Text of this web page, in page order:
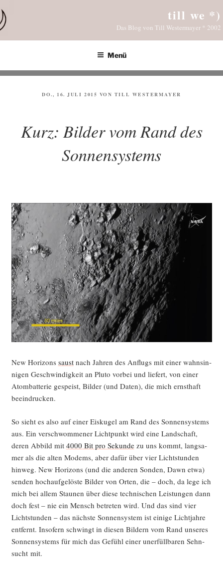
Inhalt
springen
till we *)
Das Blog von Till Westermayer * 2002
Menü
VERÖFFENTLICHT
DO., 16. JULI 2015 VON TILL WESTERMAYER
Kurz: Bilder vom Rand des
Sonnensystems
New Hori­zons saustnach Jah­ren des Anflugs mit einer wahn­sin­
ni­gen Geschwin­dig­keit an Plu­to vor­bei und lie­fert, von einer
Atom­bat­te­rie gespeist, Bil­der (und Daten), die mich ernst­haft
beeindrucken.
So sieht es also auf einer Eis­ku­gel am Rand des Son­nen­sys­tems
aus. Ein ver­schwom­me­ner Licht­punkt wird eine Land­schaft,
deren Abbild mit 4000 Bit pro Sekun­dezu uns kommt, lang­sa­
mer als die alten Modems, aber dafür über vier Licht­stun­den
hin­weg. New Hori­zons (und die ande­ren Son­den, Dawn etwa)
sen­den hoch­auf­ge­lös­te Bil­der von Orten, die – doch, da lege ich
mich bei allem Stau­nen über die­se tech­ni­schen Leis­tun­gen dann
doch fest – nie ein Mensch betre­ten wird. Und das sind vier
Licht­stun­den – das nächs­te Son­nen­sys­tem ist eini­ge Licht­jah­re
ent­fernt. Inso­fern schwingt in die­sen Bil­dern vom Rand unse­res
Son­nen­sys­tems für mich das Gefühl einer uner­füll­ba­ren Sehn­
sucht mit.